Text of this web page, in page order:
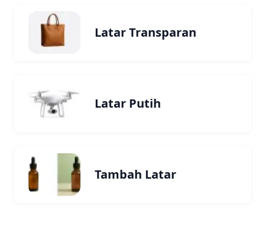
Latar Transparan
Latar Putih
Tambah Latar